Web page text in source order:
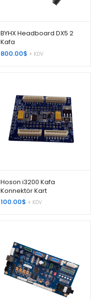
BYHX Headboard DX5 2
Kafa
800.00$ + KDV
Hoson i3200 Kafa
Konnektör Kart
100.00$ + KDV